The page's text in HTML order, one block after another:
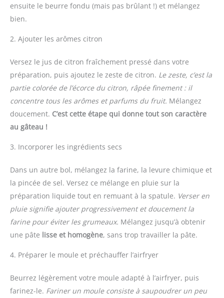
ensuite le beurre fondu (mais pas brûlant !) et mélangez
bien.
2. Ajouter les arômes citron
Versez le jus de citron fraîchement pressé dans votre
préparation, puis ajoutez le zeste de citron. Le zeste, c’est la
partie colorée de l’écorce du citron, râpée finement : il
concentre tous les arômes et parfums du fruit. Mélangez
doucement. C’est cette étape qui donne tout son caractère
au gâteau !
3. Incorporer les ingrédients secs
Dans un autre bol, mélangez la farine, la levure chimique et
la pincée de sel. Versez ce mélange en pluie sur la
préparation liquide tout en remuant à la spatule. Verser en
pluie signifie ajouter progressivement et doucement la
farine pour éviter les grumeaux. Mélangez jusqu’à obtenir
une pâte lisse et homogène, sans trop travailler la pâte.
4. Préparer le moule et préchauffer l’airfryer
Beurrez légèrement votre moule adapté à l’airfryer, puis
farinez-le. Fariner un moule consiste à saupoudrer un peu